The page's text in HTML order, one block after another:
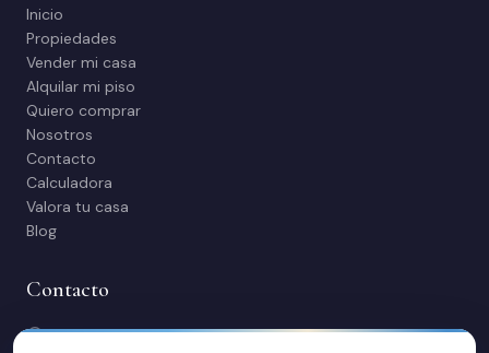
Inicio
Propiedades
Vender mi casa
Alquilar mi piso
Quiero comprar
Nosotros
Contacto
Calculadora
Valora tu casa
Blog
Contacto
C/ Manuel Maestre 31, 03600 Elda (Alicante)